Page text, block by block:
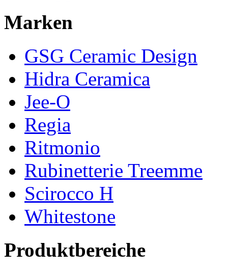
Marken
GSG Ceramic Design
Hidra Ceramica
Jee-O
Regia
Ritmonio
Rubinetterie Treemme
Scirocco H
Whitestone
Produktbereiche